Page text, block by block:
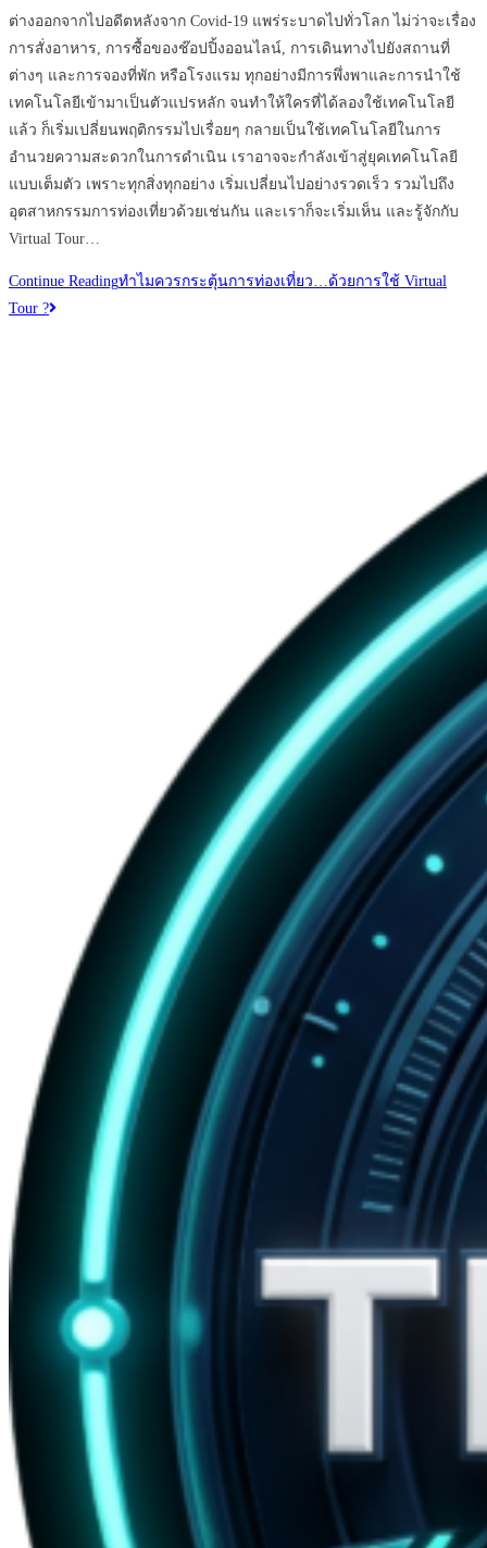
ต่างออกจากไปอดีตหลังจาก Covid-19 แพร่ระบาดไปทั่วโลก ไม่ว่าจะเรื่อง
การสั่งอาหาร, การซื้อของช๊อปปิ้งออนไลน์, การเดินทางไปยังสถานที่
ต่างๆ และการจองที่พัก หรือโรงแรม ทุกอย่างมีการพึ่งพาและการนำใช้
เทคโนโลยีเข้ามาเป็นตัวแปรหลัก จนทำให้ใครที่ได้ลองใช้เทคโนโลยี
แล้ว ก็เริ่มเปลี่ยนพฤติกรรมไปเรื่อยๆ กลายเป็นใช้เทคโนโลยีในการ
อำนวยความสะดวกในการดำเนิน เราอาจจะกำลังเข้าสู่ยุคเทคโนโลยี
แบบเต็มตัว เพราะทุกสิ่งทุกอย่าง เริ่มเปลี่ยนไปอย่างรวดเร็ว รวมไปถึง
อุตสาหกรรมการท่องเที่ยวด้วยเช่นกัน และเราก็จะเริ่มเห็น และรู้จักกับ
Virtual Tour…
Continue Readingทำไมควรกระตุ้นการท่องเที่ยว…ด้วยการใช้ Virtual
Tour ?